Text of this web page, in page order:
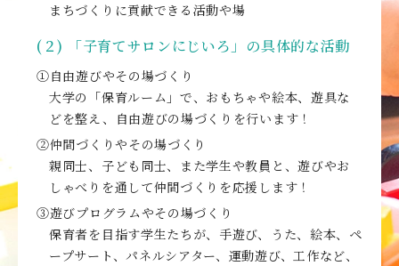
まちづくりに貢献できる活動や場
(２) 「子育てサロンにじいろ」の具体的な活動
①自由遊びやその場づくり
大学の「保育ルーム」で、おもちゃや絵本、遊具な
どを整え、自由遊びの場づくりを行います！
②仲間づくりやその場づくり
親同士、子ども同士、また学生や教員と、遊びやお
しゃべりを通して仲間づくりを応援します！
③遊びプログラムやその場づくり
保育者を目指す学生たちが、手遊び、うた、絵本、ペ
ープサート、パネルシアター、運動遊び、工作など、